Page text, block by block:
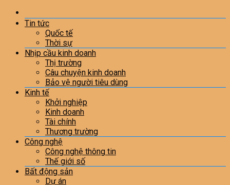
Tin tức
Quốc tế
Thời sự
Nhịp cầu kinh doanh
Thị trường
Câu chuyện kinh doanh
Bảo vệ người tiêu dùng
Kinh tế
Khởi nghiệp
Kinh doanh
Tài chính
Thương trường
Công nghệ
Công nghệ thông tin
Thế giới số
Bất động sản
Dự án